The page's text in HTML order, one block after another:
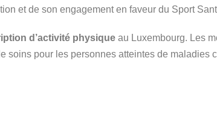
et de son engagement en faveur du Sport
d’activité physique au Luxembourg. Les
soins pour les personnes atteintes de maladies